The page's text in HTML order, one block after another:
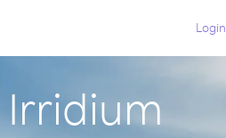
Login